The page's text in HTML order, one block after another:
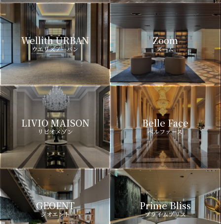
Wellith URBAN
ウエリスアーバン
Zoom
ズーム
LIVIO MAISON
リビオメゾン
Belle Face
ベルファース
GEOENT
ジオエント
Prime Bliss
プライムブリス